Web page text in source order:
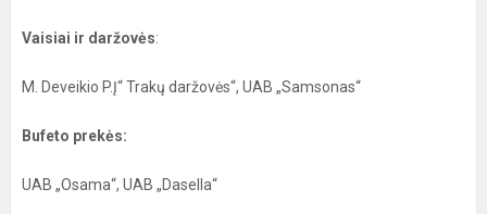
Vaisiai ir daržovės:
M. Deveikio P.Į“ Trakų daržovės“, UAB „Samsonas“
Bufeto prekės:
UAB „Osama“, UAB „Dasella“